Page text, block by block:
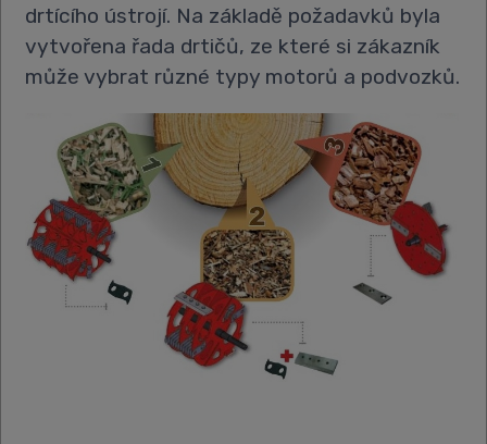
drtícího ústrojí. Na základě požadavků byla
vytvořena řada drtičů, ze které si zákazník
může vybrat různé typy motorů a podvozků.